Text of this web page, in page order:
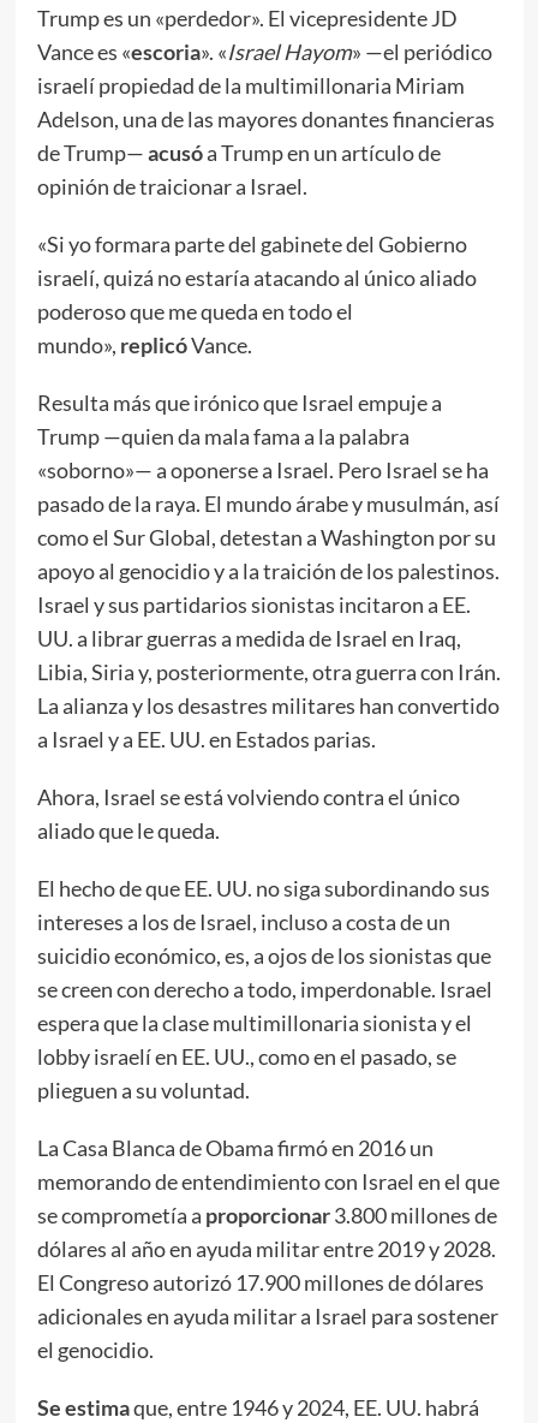
Trump es un «perdedor». El vicepresidente JD
Vance es «escoria». «Israel Hayom» —el periódico
israelí propiedad de la multimillonaria Miriam
Adelson, una de las mayores donantes financieras
de Trump—acusóa Trump en un artículo de
opinión de traicionar a Israel.
«Si yo formara parte del gabinete del Gobierno
israelí, quizá no estaría atacando al único aliado
poderoso que me queda en todo el
mundo», replicóVance.
Resulta más que irónico que Israel empuje a
Trump —quien da mala fama a la palabra
«soborno»— a oponerse a Israel. Pero Israel se ha
pasado de la raya. El mundo árabe y musulmán, así
como el Sur Global, detestan a Washington por su
apoyo al genocidio y a la traición de los palestinos.
Israel y sus partidarios sionistas incitaron a EE.
UU. a librar guerras a medida de Israel en Iraq,
Libia, Siria y, posteriormente, otra guerra con Irán.
La alianza y los desastres militares han convertido
a Israel y a EE. UU. en Estados parias.
Ahora, Israel se está volviendo contra el único
aliado que le queda.
El hecho de que EE. UU. no siga subordinando sus
intereses a los de Israel, incluso a costa de un
suicidio económico, es, a ojos de los sionistas que
se creen con derecho a todo, imperdonable. Israel
espera que la clase multimillonaria sionista y el
lobby israelí en EE. UU., como en el pasado, se
plieguen a su voluntad.
La Casa Blanca de Obama firmó en 2016 un
memorando de entendimiento con Israel en el que
se comprometía a proporcionar3.800 millones de
dólares al año en ayuda militar entre 2019 y 2028.
El Congreso autorizó 17.900 millones de dólares
adicionales en ayuda militar a Israel para sostener
el genocidio.
Se estimaque, entre 1946 y 2024, EE. UU. habrá